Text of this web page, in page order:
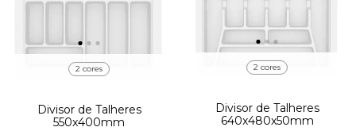
2 cores
Divisor de Talheres
550x400mm
2 cores
Divisor de Talheres
640x480x50mm